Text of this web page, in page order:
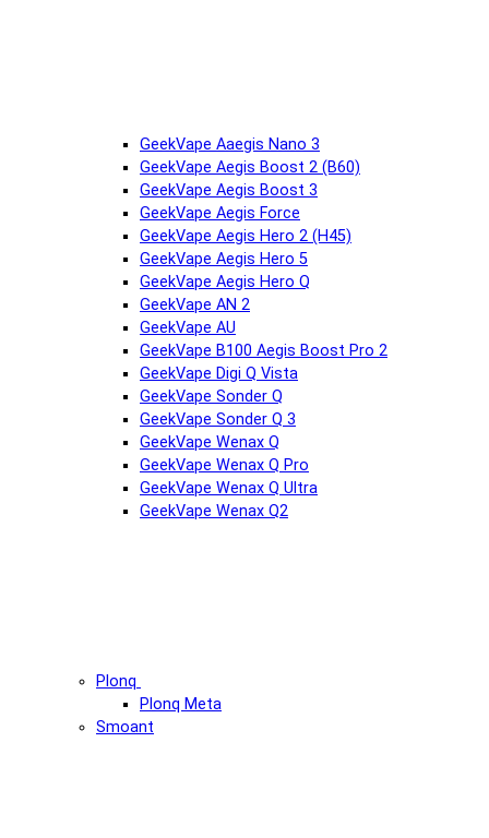
GeekVape Aaegis Nano 3
GeekVape Aegis Boost 2 (B60)
GeekVape Aegis Boost 3
GeekVape Aegis Force
GeekVape Aegis Hero 2 (H45)
GeekVape Aegis Hero 5
GeekVape Aegis Hero Q
GeekVape AN 2
GeekVape AU
GeekVape B100 Aegis Boost Pro 2
GeekVape Digi Q Vista
GeekVape Sonder Q
GeekVape Sonder Q 3
GeekVape Wenax Q
GeekVape Wenax Q Pro
GeekVape Wenax Q Ultra
GeekVape Wenax Q2
Plonq
Plonq Meta
Smoant